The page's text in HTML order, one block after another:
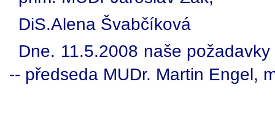
DiS.Alena Švabčíková
Dne. 11.5.2008 naše
-- předseda MUDr. Martin Engel,